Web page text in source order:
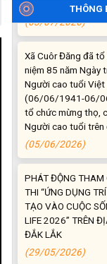
THÔNG
(03/07/2026)
Xã Cuôr Đăng đã
niệm 85 năm Ngày
Người cao tuổi Việt
(06/06/1941-06/
tổ chức mừng thọ,
Người cao tuổi trên
(05/06/2026)
PHÁT ĐỘNG THAM
THI “ỨNG DỤNG TRÍ
TẠO VÀO CUỘC
LIFE 2026” TRÊN
ĐẮK LẮK
(29/05/2026)